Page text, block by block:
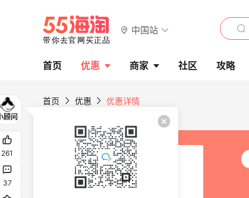
中国站
首页 优惠 商家 社区 攻略
首页 优惠 优惠详情
261
37